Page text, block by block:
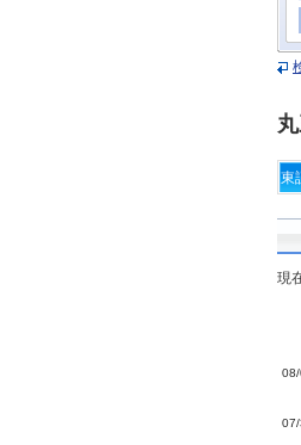
東
現